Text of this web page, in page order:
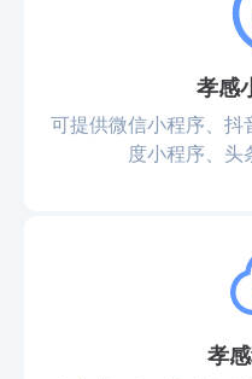
孝感
可提供微信小程序、抖
度小程序、头
孝